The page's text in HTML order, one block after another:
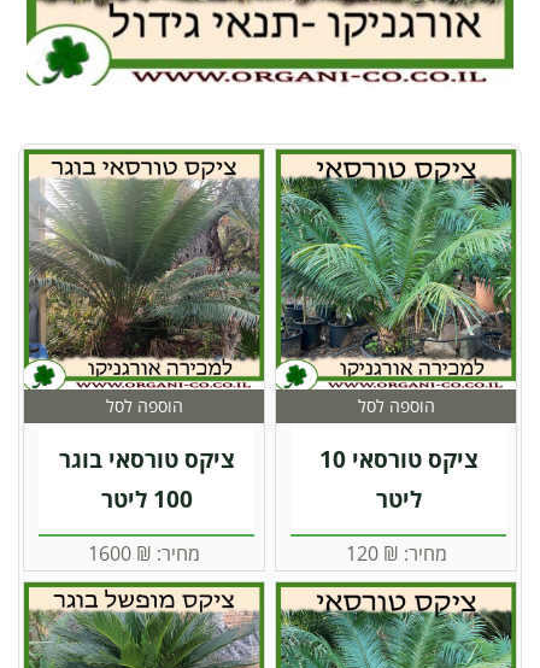
הוספה לסל
ציקס טורסאי 10
ליטר
מחיר: ₪
120
הוספה לסל
ציקס טורסאי בוגר
100 ליטר
מחיר: ₪